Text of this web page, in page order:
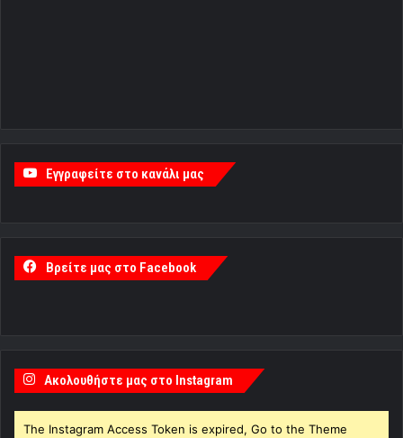
Εγγραφείτε στο κανάλι μας
Βρείτε μας στο Facebook
Ακολουθήστε μας στο Instagram
The Instagram Access Token is expired, Go to the Theme